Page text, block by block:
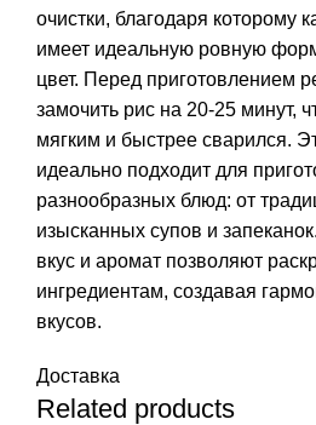
очистки, благодаря которому
имеет идеальную ровную
цвет. Перед приготовлением
замочить рис на 20-25 минут,
мягким и быстрее сварился.
идеально подходит для
разнообразных блюд: от
изысканных супов и
вкус и аромат позволяют
ингредиентам, создавая
вкусов.
Доставка
Related products